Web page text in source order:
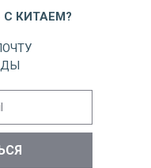
КИТАЕМ?